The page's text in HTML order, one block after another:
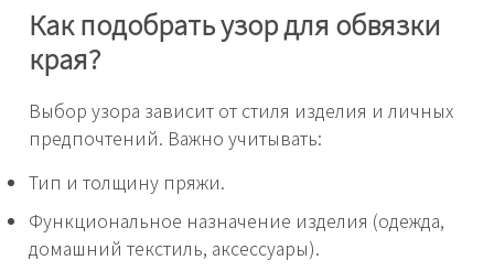
Как подобрать узор для обвязки
края?
Выбор узора зависит от стиля изделия и личных
предпочтений. Важно учитывать:
Тип и толщину пряжи.
Функциональное назначение изделия (одежда,
домашний текстиль, аксессуары).